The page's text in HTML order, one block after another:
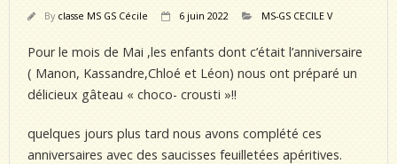
By classe MS GS Cécile 6 juin 2022 MS-GS CECILE V
Pour le mois de Mai ,les enfants dont c’était l’anniversaire
( Manon, Kassandre,Chloé et Léon) nous ont préparé un
délicieux gâteau « choco- crousti »!!
quelques jours plus tard nous avons complété ces
anniversaires avec des saucisses feuilletées apéritives.